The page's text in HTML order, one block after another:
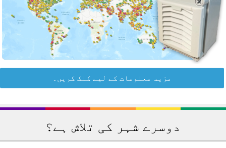
مزید معلومات کے لیے کلک کریں۔
دوسرے شہر کی تلاش ہے؟